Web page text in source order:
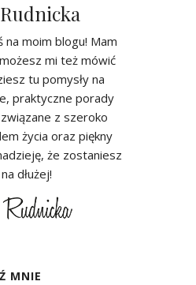
na moim blogu! Mam
mi też mówić
tu pomysły na
praktyczne porady
z szeroko
życia oraz piękny
że zostaniesz
dłużej!
MNIE